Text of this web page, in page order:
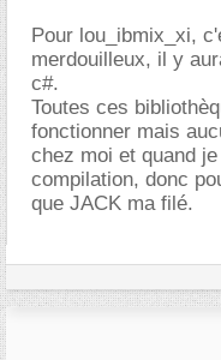
Pour lou_ibmix_xi,
merdouilleux, il y
c#.
Toutes ces
fonctionner mais
chez moi et quand
compilation, donc
que JACK ma filé.